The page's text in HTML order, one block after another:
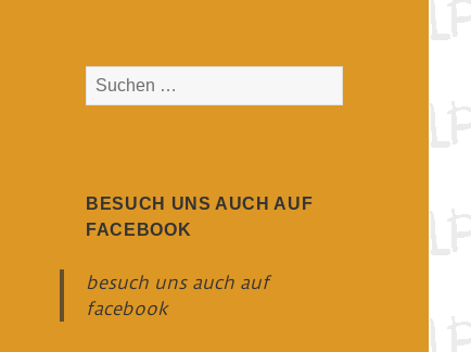
Suchen
nach:
BESUCH UNS AUCH AUF
FACEBOOK
besuch uns auch auf
facebook